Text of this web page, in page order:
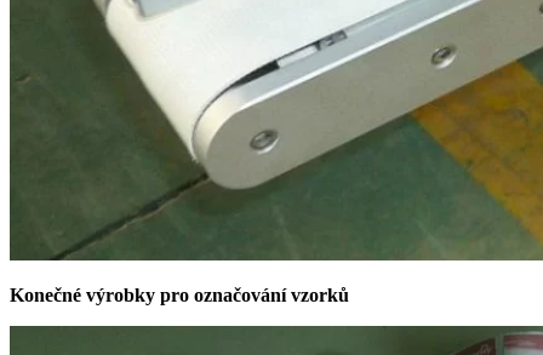
Konečné výrobky pro označování vzorků